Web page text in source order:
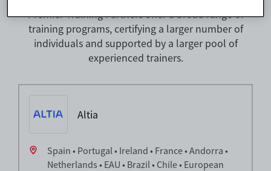
Premier Training Partners offer a broad range of
training programs, certifying a larger number of
individuals and supported by a larger pool of
experienced trainers.
Altia
Spain • Portugal • Ireland • France • Andorra •
Netherlands • EAU • Brazil • Chile • European